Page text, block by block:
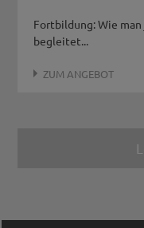
Fortbildung: Wie
begleitet...
ZUM ANGEBOT